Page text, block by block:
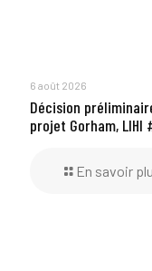
6 août 2026
Décision
projet Gorham, LIHI
En savoir